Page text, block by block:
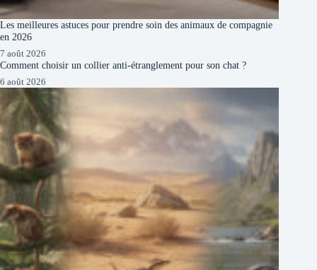
Les meilleures astuces pour prendre soin des animaux de compagnie
en 2026
7 août 2026
Comment choisir un collier anti-étranglement pour son chat ?
6 août 2026